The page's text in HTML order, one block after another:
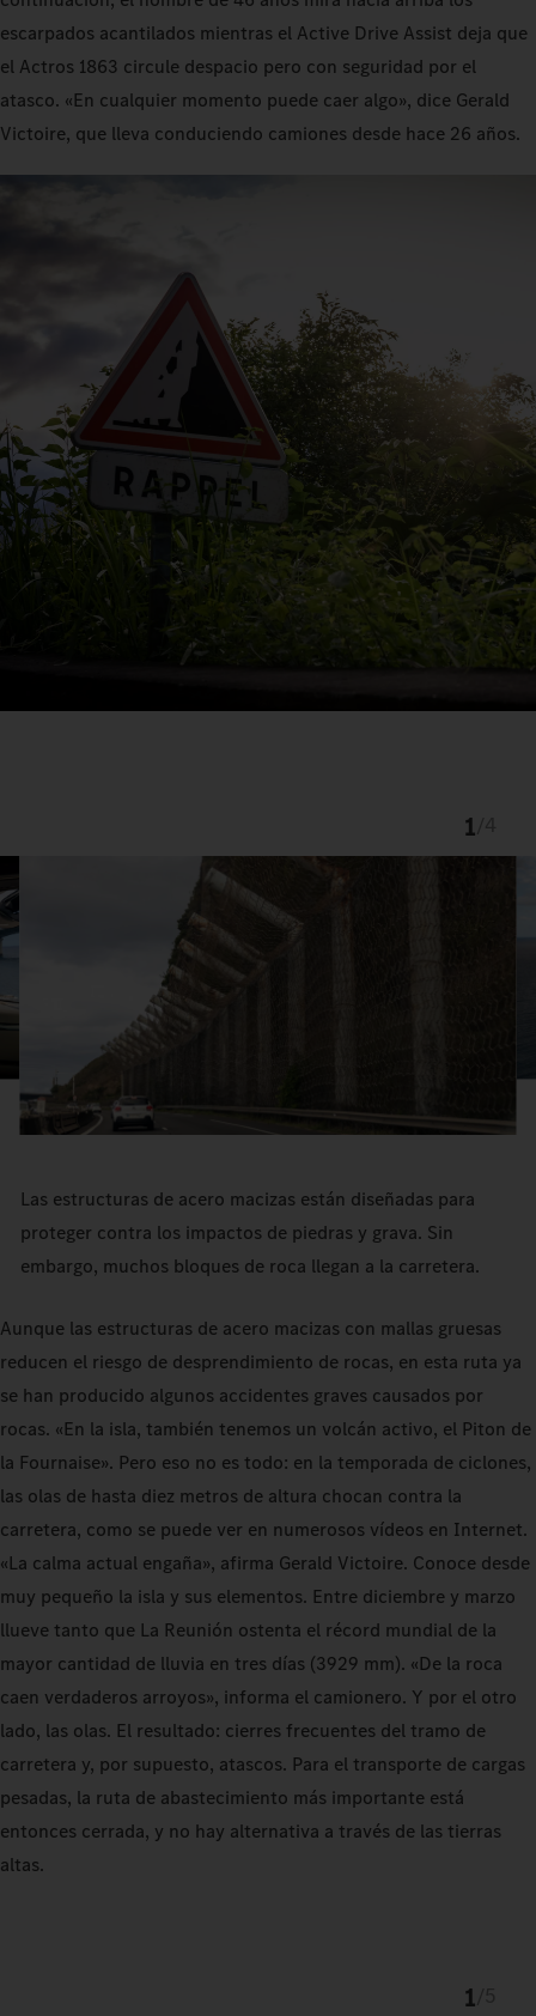
escarpados acantilados mientras el Active Drive Assist deja que
el Actros 1863 circule despacio pero con seguridad por el
atasco. «En cualquier momento puede caer algo», dice Gerald
Victoire, que lleva conduciendo camiones desde hace 26 años.
1
Las estructuras de acero macizas están diseñadas para
proteger contra los impactos de piedras y grava. Sin
embargo, muchos bloques de roca llegan a la carretera.
Aunque las estructuras de acero macizas con mallas gruesas
reducen el riesgo de desprendimiento de rocas, en esta ruta ya
se han producido algunos accidentes graves causados por
rocas. «En la isla, también tenemos un volcán activo, el Piton de
la Fournaise». Pero eso no es todo: en la temporada de ciclones,
las olas de hasta diez metros de altura chocan contra la
carretera, como se puede ver en numerosos vídeos en Internet.
«La calma actual engaña», afirma Gerald Victoire. Conoce desde
muy pequeño la isla y sus elementos. Entre diciembre y marzo
llueve tanto que La Reunión ostenta el récord mundial de la
mayor cantidad de lluvia en tres días (3929 mm). «De la roca
caen verdaderos arroyos», informa el camionero. Y por el otro
lado, las olas. El resultado: cierres frecuentes del tramo de
carretera y, por supuesto, atascos. Para el transporte de cargas
pesadas, la ruta de abastecimiento más importante está
entonces cerrada, y no hay alternativa a través de las tierras
altas.
1